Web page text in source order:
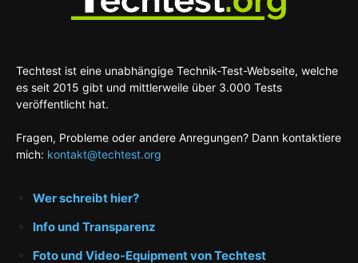
Techtest ist eine unabhängige Technik-Test-Webseite, welche
es seit 2015 gibt und mittlerweile über 3.000 Tests
veröffentlicht hat.
Fragen, Probleme oder andere Anregungen? Dann kontaktiere
mich: kontakt@techtest.org
Wer schreibt hier?
Info und Transparenz
Foto und Video-Equipment von Techtest